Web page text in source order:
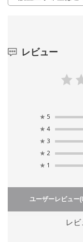
レビュー
★ 5
★ 4
★ 3
★ 2
★ 1
ユーザーレビュー
レビ